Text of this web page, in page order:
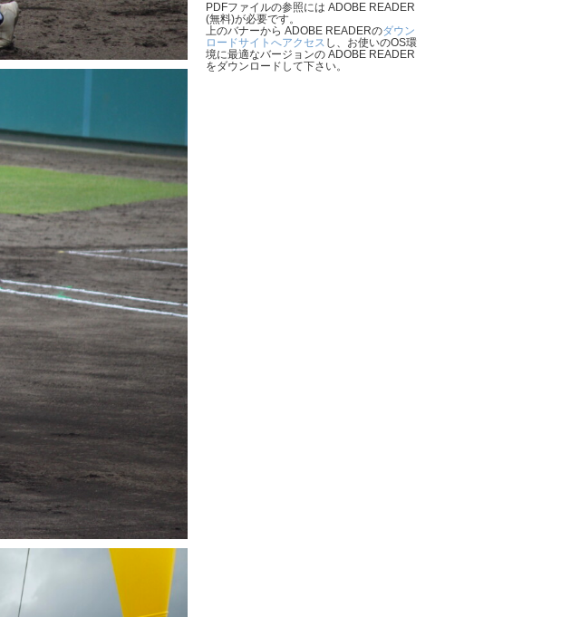
PDFファイルの参照には ADOBE READER
(無料)が必要です。
上のバナーから ADOBE READERのダウン
ロードサイトへアクセス し、お使いのOS環
境に最適なバージョンの ADOBE READER
をダウンロードして下さい。